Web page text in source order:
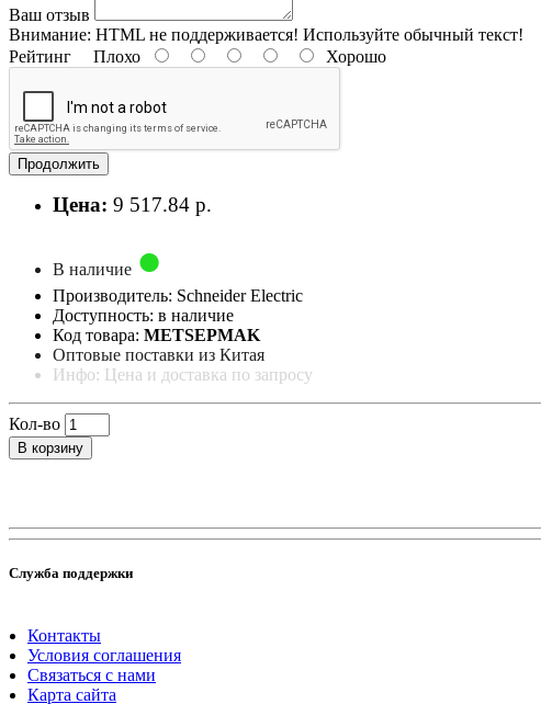
Ваш отзыв
Внимание: HTML не поддерживается! Используйте обычный текст!
Рейтинг Плохо Хорошо
Продолжить
Цена: 9 517.84 р.
В наличие
Производитель: Schneider Electric
Доступность: в наличие
Код товара: METSEPMAK
Оптовые поставки из Китая
Инфо: Цена и доставка по запросу
Кол-во
В корзину
Служба поддержки
Контакты
Условия соглашения
Связаться с нами
Карта сайта